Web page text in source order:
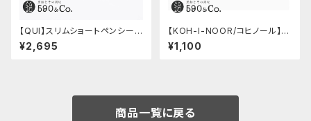
【QUI】スリムショートペンシー
ス・クードゥー (ストーン)
¥2,695
【KOH-I-NOOR/コヒノール】M
ephisto profi 5035シャープ
ペンシル(0.5mm)
¥1,100
商品一覧に戻る